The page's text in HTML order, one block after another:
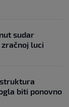
sudar
luci
biti ponovno